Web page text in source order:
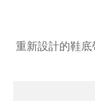
重新設計的鞋